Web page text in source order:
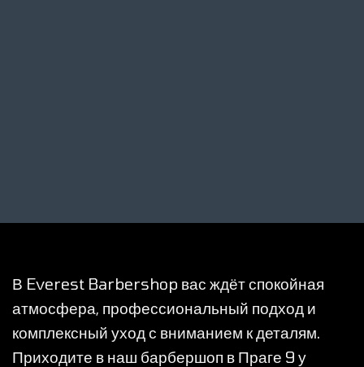
В Everest Barbershop вас ждёт спокойная
атмосфера, профессиональный подход и
комплексный уход с вниманием к деталям.
Приходите в наш барбершоп в Праге 9 у